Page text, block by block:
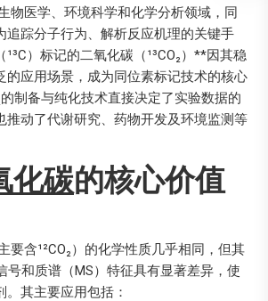
物医学、环境科学和化学分析领域，同
追踪分子行为、解析反应机理的关键手
）标记的二氧化碳（¹³CO₂）**因其稳
的应用场景，成为同位素标记技术的核心
的制备与纯化技术直接决定了实验数据的
推动了代谢研究、药物开发及环境监测等
化碳的核心价值
要含¹²CO₂）的化学性质几乎相同，但其
号和质谱（MS）特征具有显著差异，使
其主要应用包括：